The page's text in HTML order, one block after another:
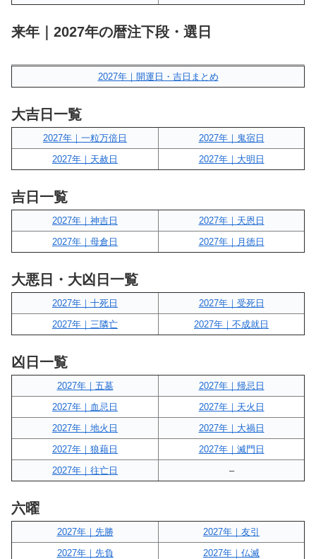
来年｜2027年の暦注下段・選日
2027年｜開運日・吉日まとめ
大吉日一覧
2027年｜一粒万倍日
2027年｜鬼宿日
2027年｜天赦日
2027年｜大明日
吉日一覧
2027年｜神吉日
2027年｜天恩日
2027年｜母倉日
2027年｜月徳日
大悪日・大凶日一覧
2027年｜十死日
2027年｜受死日
2027年｜三隣亡
2027年｜不成就日
凶日一覧
2027年｜五墓
2027年｜帰忌日
2027年｜血忌日
2027年｜天火日
2027年｜地火日
2027年｜大禍日
2027年｜狼藉日
2027年｜滅門日
2027年｜往亡日
–
六曜
2027年｜先勝
2027年｜友引
2027年｜先負
2027年｜仏滅